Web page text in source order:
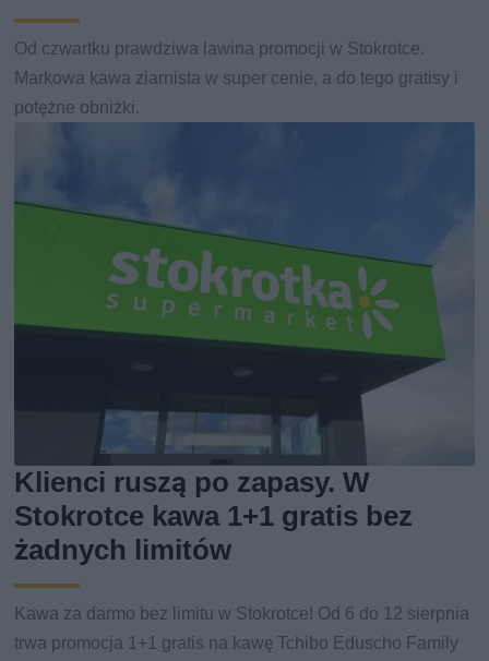
Od czwartku prawdziwa lawina promocji w Stokrotce.
Markowa kawa ziarnista w super cenie, a do tego gratisy i
potężne obniżki.
Klienci ruszą po zapasy. W
Stokrotce kawa 1+1 gratis bez
żadnych limitów
Kawa za darmo bez limitu w Stokrotce! Od 6 do 12 sierpnia
trwa promocja 1+1 gratis na kawę Tchibo Eduscho Family